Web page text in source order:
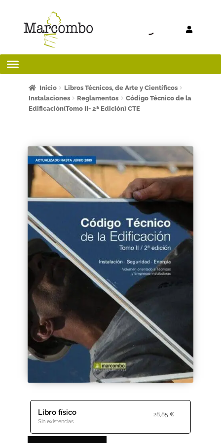
navegación
¡Bienvenido al apartado para profesores!
ART FRIDAY 2025
Artículos del blog
AVISO LEGAL
Black Friday 2025
CONDICIONES DE COMPRA
Contacto
Contenido gratuito
Content restricted
Distribuidores
Inicio
Libros Técnicos, de Arte y Científicos
Instalaciones
Reglamentos
Código Técnico de la
Edificación(Tomo II- 2ª Edición) CTE
Libro físico 28,85 €
Sin existencias